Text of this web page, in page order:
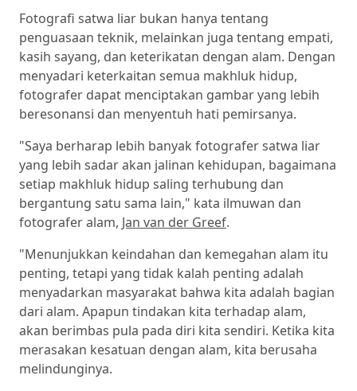
Fotografi satwa liar bukan hanya tentang
penguasaan teknik, melainkan juga tentang empati,
kasih sayang, dan keterikatan dengan alam. Dengan
menyadari keterkaitan semua makhluk hidup,
fotografer dapat menciptakan gambar yang lebih
beresonansi dan menyentuh hati pemirsanya.
"Saya berharap lebih banyak fotografer satwa liar
yang lebih sadar akan jalinan kehidupan, bagaimana
setiap makhluk hidup saling terhubung dan
bergantung satu sama lain," kata ilmuwan dan
fotografer alam, Jan van der Greef.
"Menunjukkan keindahan dan kemegahan alam itu
penting, tetapi yang tidak kalah penting adalah
menyadarkan masyarakat bahwa kita adalah bagian
dari alam. Apapun tindakan kita terhadap alam,
akan berimbas pula pada diri kita sendiri. Ketika kita
merasakan kesatuan dengan alam, kita berusaha
melindunginya.